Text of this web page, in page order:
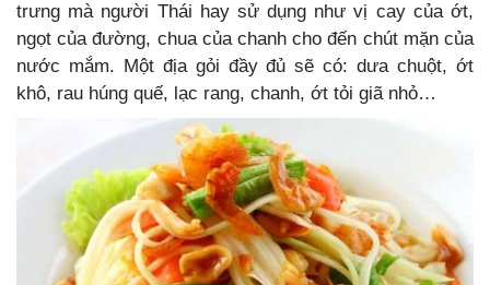
trưng mà người Thái hay sử dụng như vị cay của ớt,
ngọt của đường, chua của chanh cho đến chút mặn của
nước mắm. Một địa gỏi đầy đủ sẽ có: dưa chuột, ớt
khô, rau húng quế, lạc rang, chanh, ớt tỏi giã nhỏ…